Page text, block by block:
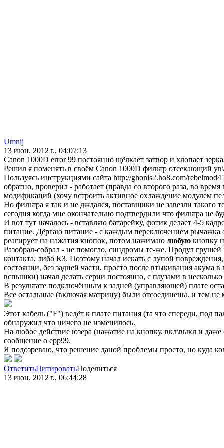
Umnij
13 июн. 2012 г., 04:07:13
Canon 1000D error 99 постоянно щёлкает затвор и хлопает
Решил я поменять в своём Canon 1000D фильтр отсекающий
Пользуясь инструкциями сайта http://ghonis2.ho8.com/
обратно, проверил - работает (правда со второго раза, во
модификаций (хочу встроить активное охлаждение модулем
Но фильтра я так и не дждался, поставщики не завезли такого
сегодня когда мне окончательно подтвердили что фильтра не
И вот тут началось - вставляю батарейку, фотик делает 4-5
питание. Дёргаю питание - с каждым переключением рычажка
реагирует на нажатия кнопок, потом нажимаю любую кнопку
Разобрал-собрал - не помогло, синдромы те-же. Продул
контакта, либо КЗ. Поэтому начал искать с лупой
состоянии, без задней части, просто после втыкивания
вспышки) начал делать серии постоянно, с паузами в
В результате подключённым к задней (управляющей) плате
Все остальные (включая матрицу) были отсоединены. и тем не
Этот кабель ("F") ведёт к плате питания (та что спереди, под
обнаружил что ничего не изменилось.
На любое действие юзера (нажатие на кнопку, вкл\выкл и
сообщение о ерр99.
Я подозреваю, что решение даной проблемы просто, но куда
ОтветитьЦитироватьПоделиться
13 июн. 2012 г., 06:44:28